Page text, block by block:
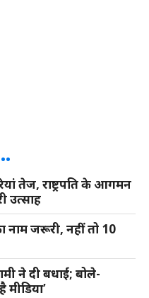
तेज, राष्ट्रपति के आगमन
उत्साह
नाम जरूरी, नहीं तो 10
ने दी बधाई; बोले-